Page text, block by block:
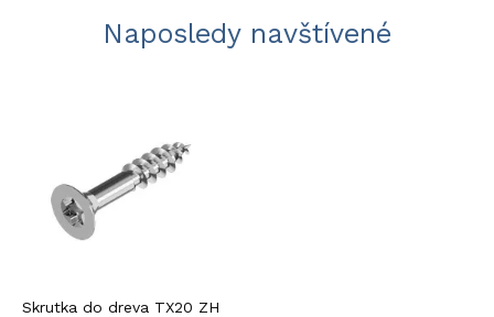
Naposledy navštívené
Skrutka do dreva TX20 ZH